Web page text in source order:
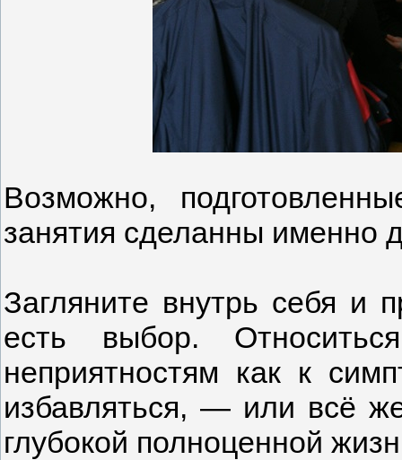
Возможно,
занятия сделанны именно
Загляните внутрь себя и
есть выбор.
неприятностям как к
избавляться, — или всё
глубокой полноценной